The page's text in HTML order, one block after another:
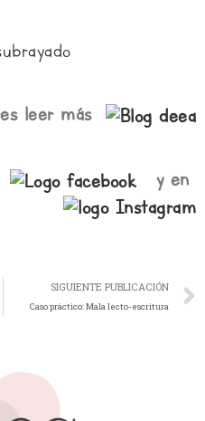
leer más
y en
SIGUIENTE PUBLICACIÓN
Caso práctico: Mala lecto-escritura